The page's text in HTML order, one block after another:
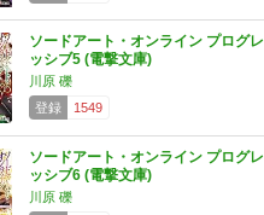
ソードアート・オンライン プログレ
ッシブ5 (電撃文庫)
川原 礫
登録
1549
ソードアート・オンライン プログレ
ッシブ6 (電撃文庫)
川原 礫